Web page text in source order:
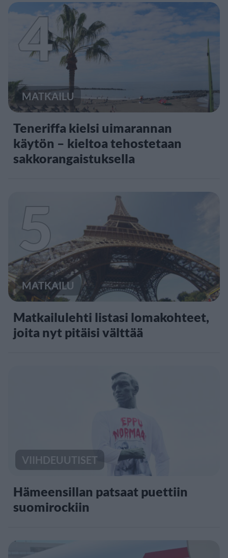
4
MATKAILU
Teneriffa kielsi uimarannan
käytön – kieltoa tehostetaan
sakkorangaistuksella
5
MATKAILU
Matkailulehti listasi lomakohteet,
joita nyt pitäisi välttää
VIIHDEUUTISET
Hämeensillan patsaat puettiin
suomirockiin